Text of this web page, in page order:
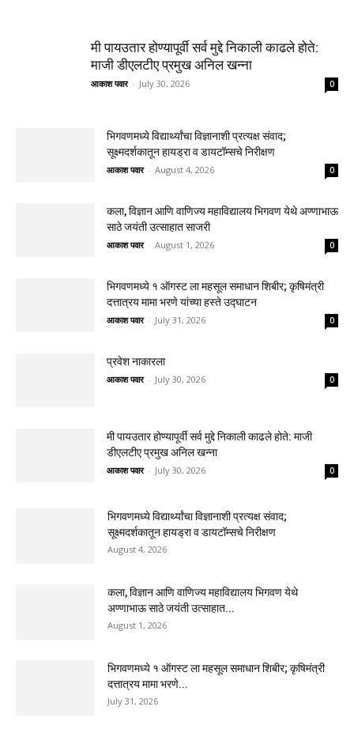
मी पायउतार होण्यापूर्वी सर्व मुद्दे निकाली काढले होते:
माजी डीएलटीए प्रमुख अनिल खन्ना
आकाश पवार - July 30, 2026 0
भिगवणमध्ये विद्यार्थ्यांचा विज्ञानाशी प्रत्यक्ष संवाद;
सूक्ष्मदर्शकातून हायड्रा व डायटॉम्सचे निरीक्षण
आकाश पवार - August 4, 2026 0
कला, विज्ञान आणि वाणिज्य महाविद्यालय भिगवण येथे अण्णाभाऊ
साठे जयंती उत्साहात साजरी
आकाश पवार - August 1, 2026 0
भिगवणमध्ये १ ऑगस्ट ला महसूल समाधान शिबीर; कृषिमंत्री
दत्तात्रय मामा भरणे यांच्या हस्ते उद्घाटन
आकाश पवार - July 31, 2026 0
प्रवेश नाकारला
आकाश पवार - July 30, 2026 0
मी पायउतार होण्यापूर्वी सर्व मुद्दे निकाली काढले होते: माजी
डीएलटीए प्रमुख अनिल खन्ना
आकाश पवार - July 30, 2026 0
भिगवणमध्ये विद्यार्थ्यांचा विज्ञानाशी प्रत्यक्ष संवाद;
सूक्ष्मदर्शकातून हायड्रा व डायटॉम्सचे निरीक्षण
August 4, 2026
कला, विज्ञान आणि वाणिज्य महाविद्यालय भिगवण येथे
अण्णाभाऊ साठे जयंती उत्साहात...
August 1, 2026
भिगवणमध्ये १ ऑगस्ट ला महसूल समाधान शिबीर; कृषिमंत्री
दत्तात्रय मामा भरणे...
July 31, 2026